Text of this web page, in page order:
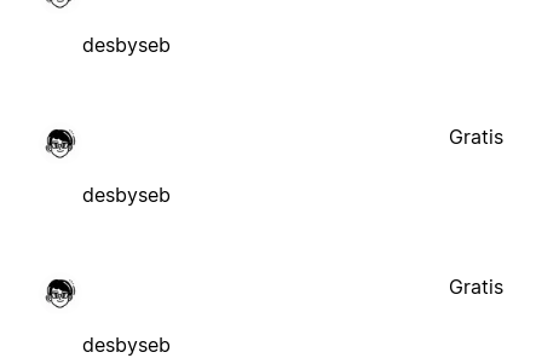
desbyseb
desbyseb
Gratis
desbyseb
Gratis